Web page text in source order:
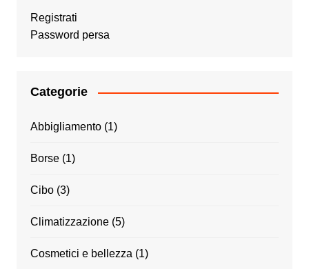
Registrati
Password persa
Categorie
Abbigliamento(1)
Borse(1)
Cibo(3)
Climatizzazione(5)
Cosmetici e bellezza (1)